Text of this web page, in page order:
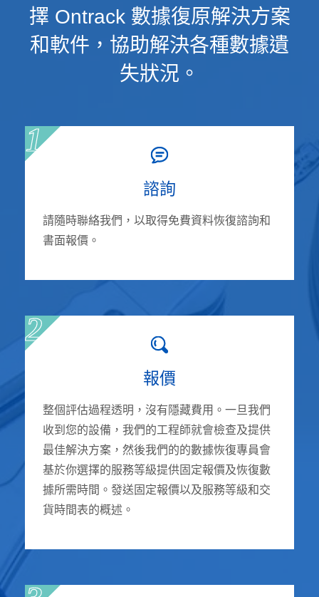
擇 Ontrack 數據復原解決方案
和軟件，協助解決各種數據遺
失狀況。
諮詢
請隨時聯絡我們，以取得免費資料恢復諮詢和
書面報價。
報價
整個評估過程透明，沒有隱藏費用。一旦我們
收到您的設備，我們的工程師就會檢查及提供
最佳解決方案，然後我們的的數據恢復專員會
基於你選擇的服務等級提供固定報價及恢復數
據所需時間。發送固定報價以及服務等級和交
貨時間表的概述。